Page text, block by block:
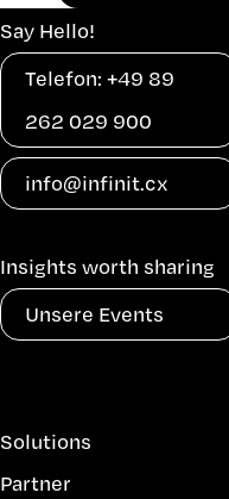
Say Hello!
Telefon: +49 89
262 029 900
info@infinit.cx
Insights worth sharing
Unsere Events
überspringen
Solutions
Partner